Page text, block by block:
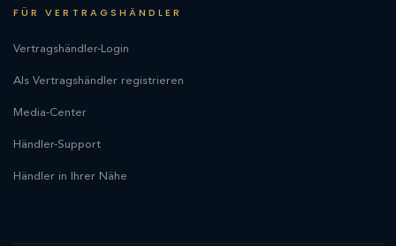
FÜR VERTRAGSHÄNDLER
Vertragshändler-Login
Als Vertragshändler registrieren
Media-Center
Händler-Support
Händler in Ihrer Nähe